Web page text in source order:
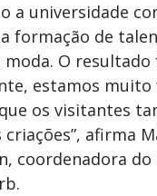
a universidade
formação de
O resultado
estamos muito
os visitantes
afirma
coordenadora do